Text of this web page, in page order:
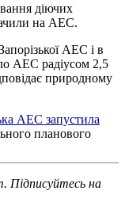
діючих
на АЕС.
АЕС і в
АЕС радіусом 2,5
природному
АЕС запустила
планового
Підписуйтесь на